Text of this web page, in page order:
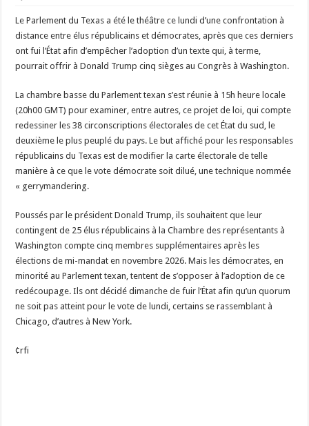
Le Parlement du Texas a été le théâtre ce lundi d’une confrontation à
distance entre élus républicains et démocrates, après que ces derniers
ont fui l’État afin d’empêcher l’adoption d’un texte qui, à terme,
pourrait offrir à Donald Trump cinq sièges au Congrès à Washington.
La chambre basse du Parlement texan s’est réunie à 15h heure locale
(20h00 GMT) pour examiner, entre autres, ce projet de loi, qui compte
redessiner les 38 circonscriptions électorales de cet État du sud, le
deuxième le plus peuplé du pays. Le but affiché pour les responsables
républicains du Texas est de modifier la carte électorale de telle
manière à ce que le vote démocrate soit dilué, une technique nommée
« gerrymandering.
Poussés par le président Donald Trump, ils souhaitent que leur
contingent de 25 élus républicains à la Chambre des représentants à
Washington compte cinq membres supplémentaires après les
élections de mi-mandat en novembre 2026. Mais les démocrates, en
minorité au Parlement texan, tentent de s’opposer à l’adoption de ce
redécoupage. Ils ont décidé dimanche de fuir l’État afin qu’un quorum
ne soit pas atteint pour le vote de lundi, certains se rassemblant à
Chicago, d’autres à New York.
¢rfi